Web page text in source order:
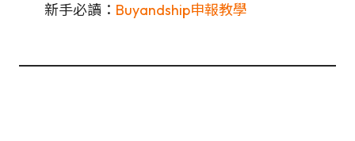
新手必讀： Buyandship申報教學